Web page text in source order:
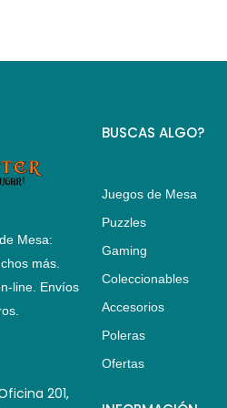
Mesa:
más.
line. Envíos
.
201,
BUSCAS ALGO?
Juegos de Mesa
Puzzles
Gaming
Coleccionables
Accesorios
Poleras
Ofertas